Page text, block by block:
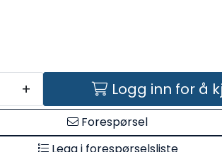
+ Logg inn for å
Forespørsel
Legg i forespørselsliste